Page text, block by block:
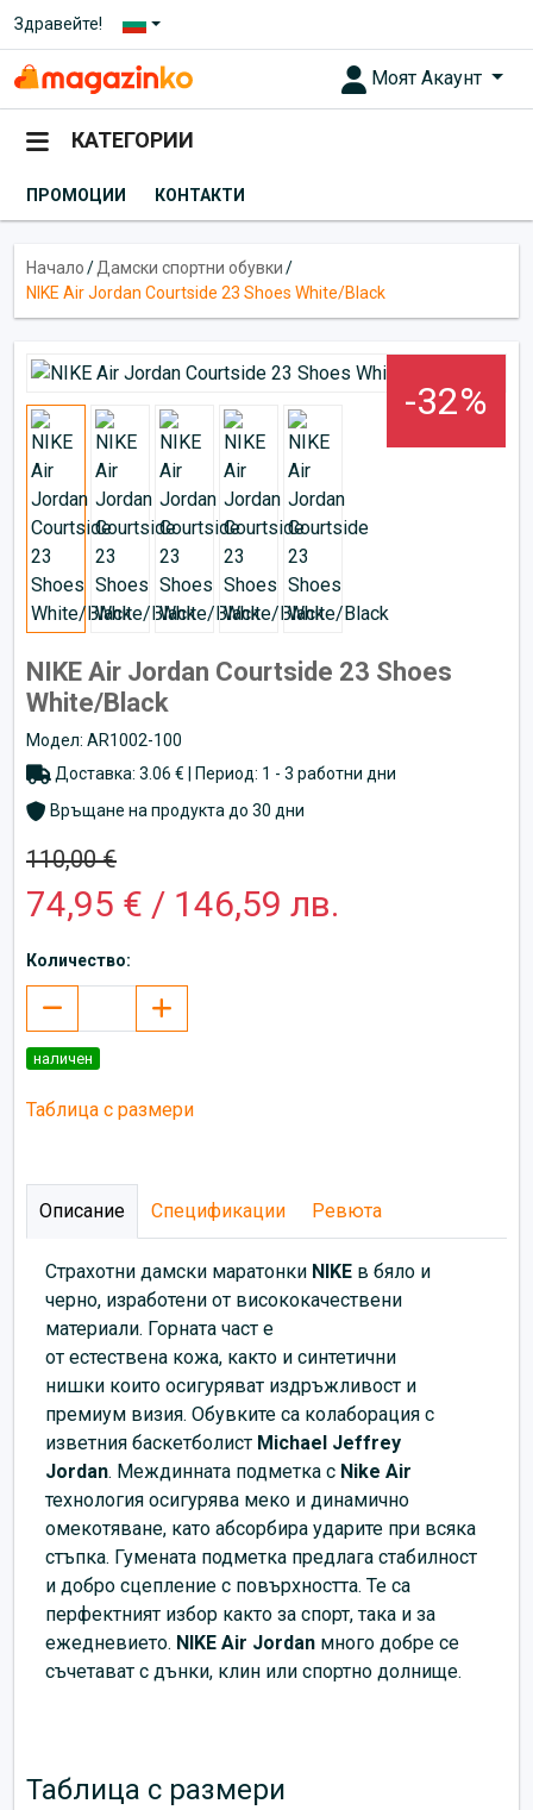
Здравейте!
Моят Акаунт
КАТЕГОРИИ
ПРОМОЦИИ КОНТАКТИ
Начало/Дамски спортни обувки/
NIKE Air Jordan Courtside 23 Shoes White/Black
-32%
NIKE Air Jordan Courtside 23 Shoes
White/Black
Модел: AR1002-100
Доставка: 3.06 € | Период: 1 - 3 работни дни
Връщане на продукта до 30 дни
110,00 €
74,95 € / 146,59 лв.
Количество:
наличен
Таблица с размери
Описание Спецификации Ревюта
Страхотни дамски маратонки NIKE в бяло и
черно, изработени от висококачествени
материали. Горната част е
от естествена кожа, както и синтетични
нишки които осигуряват издръжливост и
премиум визия. Обувките са колаборация с
изветния баскетболист Michael Jeffrey
Jordan. Междинната подметка с Nike Air
технология осигурява меко и динамично
омекотяване, като абсорбира ударите при всяка
стъпка. Гумената подметка предлага стабилност
и добро сцепление с повърхността. Те са
перфектният избор както за спорт, така и за
ежедневието. NIKE Air Jordan много добре се
съчетават с дънки, клин или спортно долнище.
Таблица с размери